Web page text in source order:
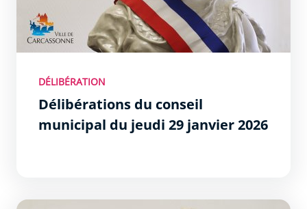
DÉLIBÉRATION
Délibérations du conseil
municipal du jeudi 29 janvier 2026